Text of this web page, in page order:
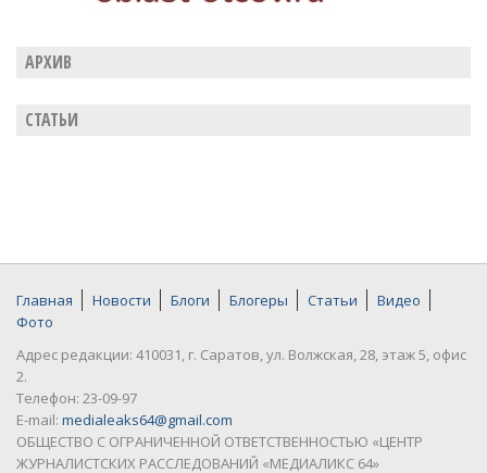
АРХИВ
СТАТЬИ
Главная Новости Блоги Блогеры Статьи
Видео
Фото
Адрес редакции: 410031, г. Саратов, ул. Волжская, 28, этаж 5, офис
2.
Телефон: 23-09-97
E-mail: medialeaks64@gmail.com
ОБЩЕСТВО С ОГРАНИЧЕННОЙ ОТВЕТСТВЕННОСТЬЮ «ЦЕНТР
ЖУРНАЛИСТСКИХ РАССЛЕДОВАНИЙ «МЕДИАЛИКС 64»